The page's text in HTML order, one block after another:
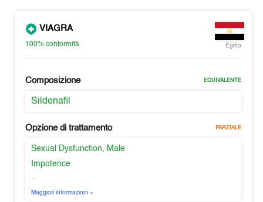
VIAGRA
100%conformità Egitto
Composizione EQUIVALENTE
Sildenafil
Opzione di trattamento PARZIALE
Sexual Dysfunction, Male
Impotence
-
Maggiori informazioni